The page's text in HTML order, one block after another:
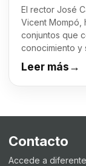
El rector José
Vicent Mompó,
conjuntos que
conocimiento y
Leer más→
Contacto
Accede a